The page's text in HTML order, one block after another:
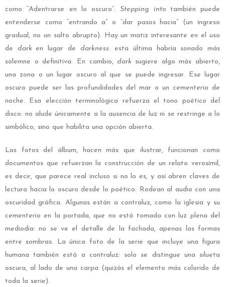
como “Adentrarse en lo oscuro”.Stepping into también puede
entenderse como “entrando a” o “dar pasos hacia” (un ingreso
gradual, no un salto abrupto). Hay un matiz interesante en el uso
de darken lugar de darkness: esta última habría sonado más
solemne o definitiva. En cambio,dark sugiere algo más abierto,
una zona o un lugar oscuro al que se puede ingresar. Ese lugar
oscuro puede ser las profundidades del mar o un cementerio de
noche. Esa elección terminológica refuerza el tono poético del
disco: no alude únicamente a la ausencia de luz ni se restringe a lo
simbólico, sino que habilita una opción abierta.
Las fotos del álbum, hacen más que ilustrar, funcionan como
documentos que refuerzan la construcción de un relato verosímil,
es decir, que parece real incluso si no lo es, y así abren claves de
lectura hacia lo oscuro desde lo poético. Rodean al audio con una
oscuridad gráfica. Algunas están a contraluz, como la iglesia y su
cementerio en la portada, que no está tomada con luz plena del
mediodía: no se ve el detalle de la fachada, apenas las formas
entre sombras. La única foto de la serie que incluye una figura
humana también está a contraluz: solo se distingue una silueta
oscura, al lado de una carpa (quizás el elemento más colorido de
toda la serie).